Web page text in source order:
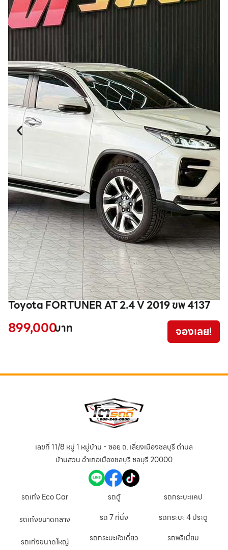
Toyota FORTUNER AT 2.4 V 2019 ขพ 4137
899,000บาท จองเลย!
เลขที่ 11/8 หมู่ 1 หมู่บ้าน - ซอย ถ. เลี่ยงเมืองชลบุรี ตำบล
บ้านสวน อำเภอเมืองชลบุรี ชลบุรี 20000
รถเก๋ง Eco Car
รถเก๋งขนาดกลาง
รถเก๋งขนาดใหญ่
รถตู้
รถ 7 ที่นั่ง
รถกระบะหัวเดี่ยว
รถกระบะแคป
รถกระบะ 4 ประตู
รถพรีเมี่ยม